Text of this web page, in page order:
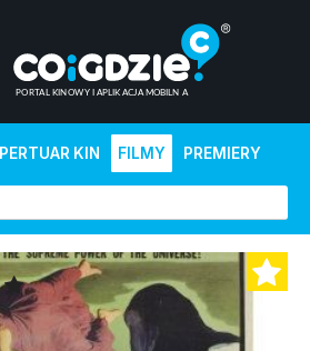
KIN FILMY PREMIERY